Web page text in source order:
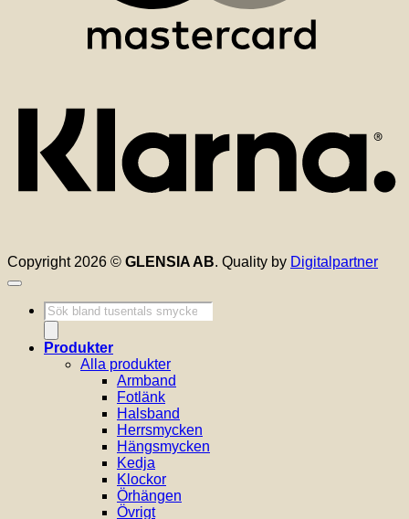
Copyright 2026 © GLENSIA AB. Quality by Digitalpartner
Produktsökning
Produkter
Alla produkter
Armband
Fotlänk
Halsband
Herrsmycken
Hängsmycken
Kedja
Klockor
Örhängen
Övrigt